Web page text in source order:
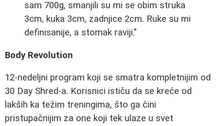
sam 700g, smanjili su mi se obim struka
3cm, kuka 3cm, zadnjice 2cm. Ruke su mi
definisanije, a stomak raviji."
Body Revolution
12-nedeljni program koji se smatra kompletnijim od
30 Day Shred-a. Korisnici ističu da se kreće od
lakših ka težim treningima, što ga čini
pristupačnijim za one koji tek ulaze u svet